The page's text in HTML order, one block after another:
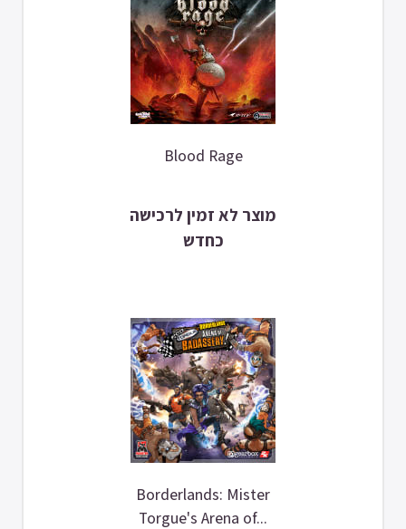
Blood Rage
מוצר לא זמין לרכישה
כחדש
Borderlands: Mister
Torgue's Arena of...